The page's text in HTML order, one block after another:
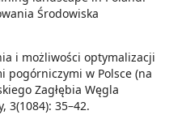
Środowiska
i możliwości optymalizacji
pogórniczymi w Polsce (na
Zagłębia Węgla
3(1084): 35–42.